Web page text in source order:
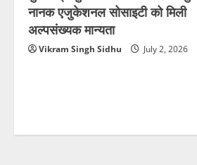
नानक एजुकेशनल सोसाइटी को मिली
अल्पसंख्यक मान्यता
Vikram Singh Sidhu July 2, 2026